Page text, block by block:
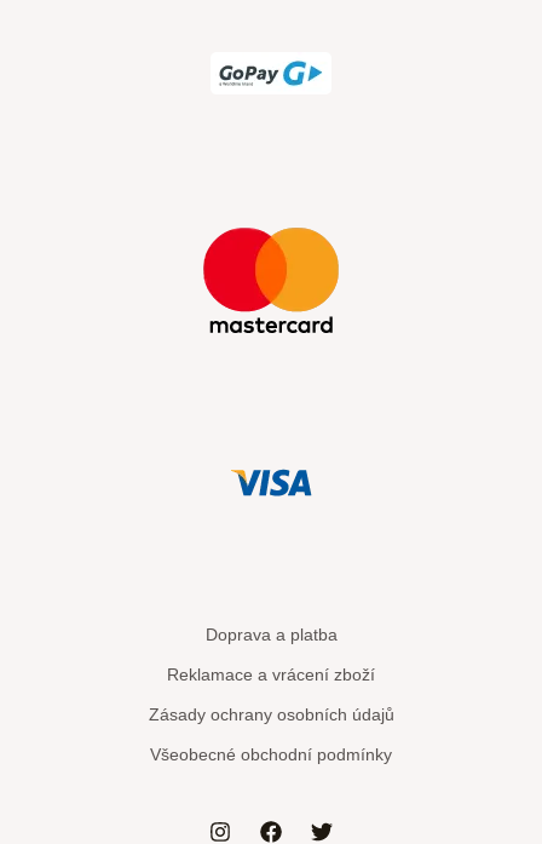
Doprava a platba
Reklamace a vrácení zboží
Zásady ochrany osobních údajů
Všeobecné obchodní podmínky